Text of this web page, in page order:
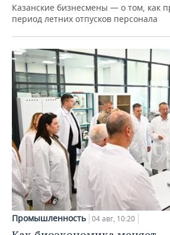
Казанские бизнесмены — о том, как
период летних отпусков персонала
Промышленность 04 авг, 10:20